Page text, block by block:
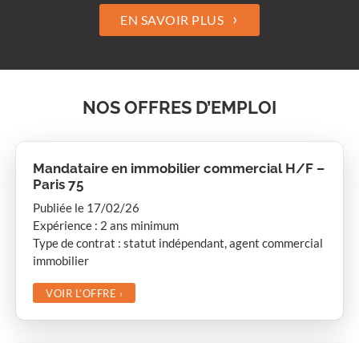
EN SAVOIR PLUS ›
NOS OFFRES D’EMPLOI
Mandataire en immobilier commercial H/F –
Paris 75
Publiée le 17/02/26
Expérience : 2 ans minimum
Type de contrat : statut indépendant, agent commercial
immobilier
VOIR L’OFFRE ›